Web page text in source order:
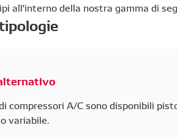
all'interno della nostra gamma di
compressori A/C sono disponibili
variabile.